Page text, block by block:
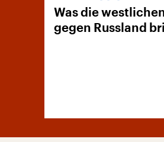
Was die
gegen Russland